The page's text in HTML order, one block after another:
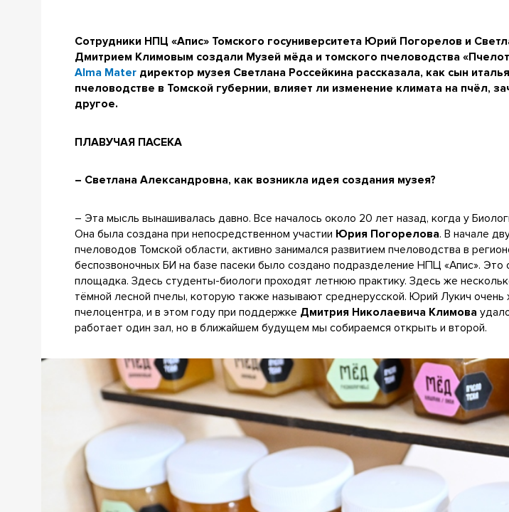
Сотрудники НПЦ «Апис» Томского госуниверситета Юрий Погорелов и
Дмитрием Климовым создали Музей мёда и томского пчеловодства
Alma Mater директор музея Светлана Россейкина рассказала, как сын
пчеловодстве в Томской губернии, влияет ли изменение климата на пчёл,
другое.
ПЛАВУЧАЯ ПАСЕКА
– Светлана Александровна, как возникла идея создания музея?
– Эта мысль вынашивалась давно. Все началось около 20 лет назад, когда у
Она была создана при непосредственном участии Юрия Погорелова. В начале
пчеловодов Томской области, активно занимался развитием пчеловодства в
беспозвоночных БИ на базе пасеки было создано подразделение НПЦ «Апис». Это
площадка. Здесь студенты-биологи проходят летнюю практику. Здесь же
тёмной лесной пчелы, которую также называют среднерусской. Юрий Лукич
пчелоцентра, и в этом году при поддержке Дмитрия Николаевича Климова
работает один зал, но в ближайшем будущем мы собираемся открыть и второй.